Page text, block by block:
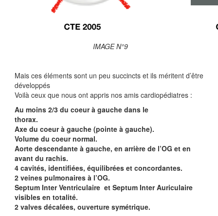
IMAGE N°9
Mais ces éléments sont un peu succincts et ils méritent d’être
développés
Voilà ceux que nous ont appris nos amis cardiopédiatres :
Au moins 2/3 du coeur à gauche dans le
thorax.
Axe du coeur à gauche (pointe à gauche).
Volume du coeur normal.
Aorte descendante à gauche, en arrière de l’OG et en
avant du rachis.
4 cavités, identifiées, équilibrées et concordantes.
2 veines pulmonaires à l’OG.
Septum Inter Ventriculaire et Septum Inter Auriculaire
visibles en totalité.
2 valves décalées, ouverture symétrique.